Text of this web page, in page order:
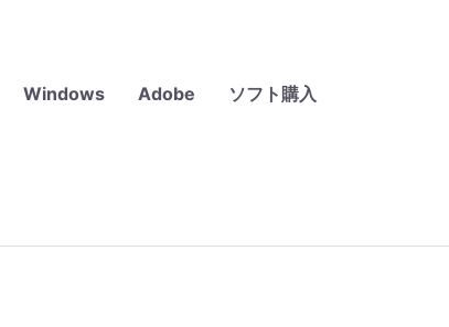
Windows Adobe ソフト購入